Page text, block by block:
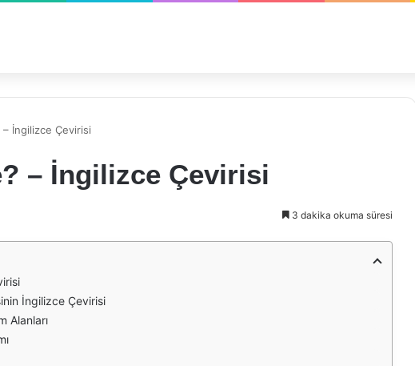
İngilizce Çevirisi
– İngilizce Çevirisi
3 dakika okuma süresi
İngilizce Çevirisi
Alanları